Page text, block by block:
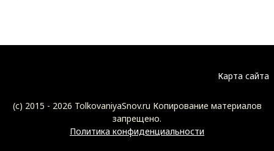
Карта сайта
(c) 2015 - 2026 TolkovaniyaSnov.ru Копирование материалов
запрещено.
Политика конфиденциальности